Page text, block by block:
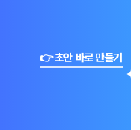
👉 초안 바로 만들기